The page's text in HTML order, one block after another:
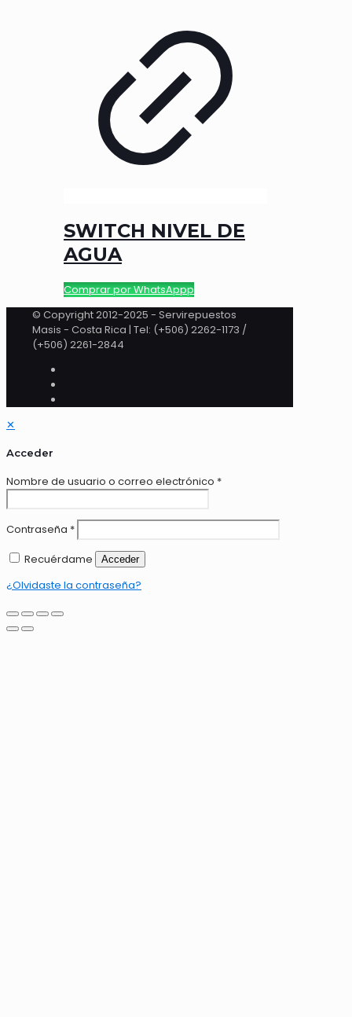
SWITCH NIVEL DE
AGUA
Comprar por WhatsAppp
© Copyright 2012-2025 - Servirepuestos
Masis - Costa Rica | Tel: (+506) 2262-1173 /
(+506) 2261-2844
✕
Acceder
Nombre de usuario o correo electrónico *
Contraseña *
Recuérdame
Acceder
¿Olvidaste la contraseña?